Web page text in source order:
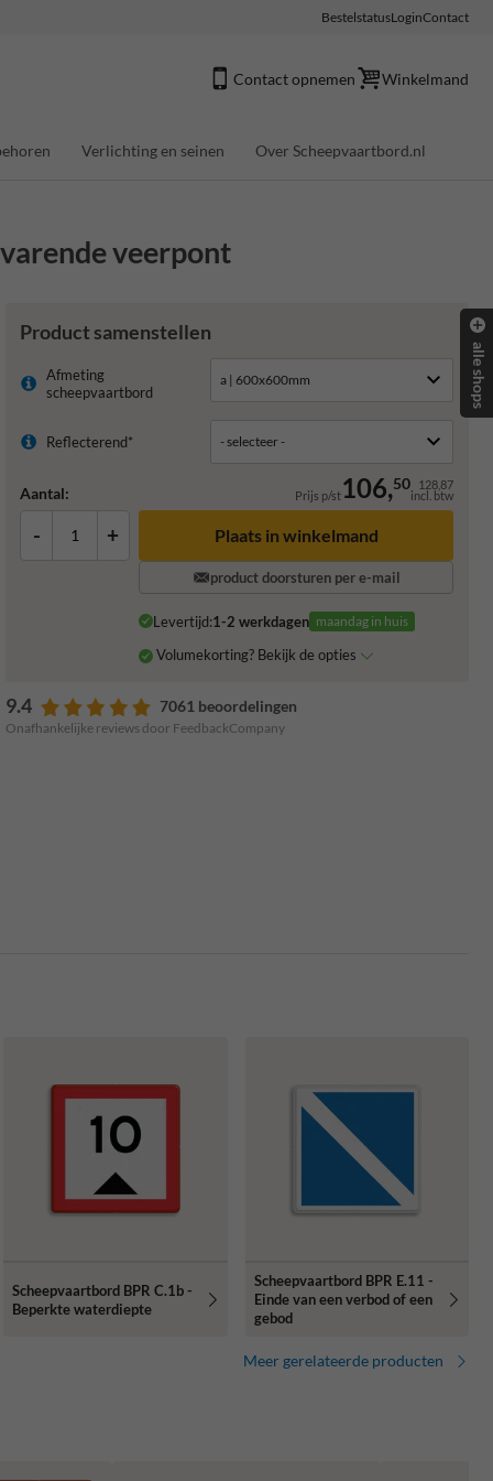
BestelstatusLoginContact
Contact opnemen Winkelmand
Verlichting en seinen Over Scheepvaartbord.nl
veerpont
Product samenstellen
Afmeting
scheepvaartbord
Reflecterend*
Aantal: Prijs p/st106,50 128,87
incl. btw
- + Plaats in winkelmand
product doorsturen per e-mail
Levertijd:1-2 werkdagen maandag in huis
Volumekorting? Bekijk de opties
9.4 7061 beoordelingen
Onafhankelijke reviews door FeedbackCompany
Scheepvaartbord BPR C.1b -
Beperkte waterdiepte
Scheepvaartbord BPR E.11 -
Einde van een verbod of een
gebod
Meer gerelateerde producten
alle shops